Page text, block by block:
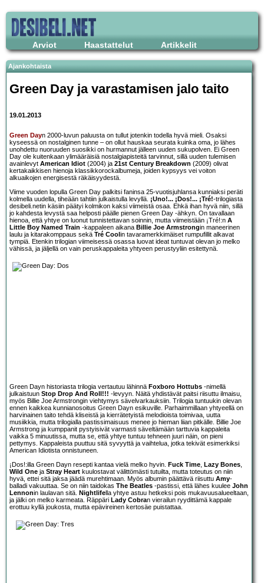
Arviot Haastattelut Artikkelit
Ajankohtaista
Green Day ja varastamisen jalo taito
19.01.2013
Green Dayn 2000-luvun paluusta on tullut jotenkin todella hyvä mieli. Osaksi
kyseessä on nostalginen tunne – on ollut hauskaa seurata kuinka oma, jo lähes
unohdettu nuoruuden suosikki on hurmannut jälleen uuden sukupolven. Ei Green
Day ole kuitenkaan ylimääräisiä nostalgiapisteitä tarvinnut, sillä uuden tulemisen
avainlevyt American Idiot (2004) ja 21st Century Breakdown (2009) olivat
kertakaikkisen hienoja klassikkorockalbumeja, joiden kypsyys vei voiton
alkuaikojen energisestä räkäisyydestä.
Viime vuoden lopulla Green Day palkitsi faninsa 25-vuotisjuhlansa kunniaksi peräti
kolmella uudella, tiheään tahtiin julkaistulla levyllä. ¡Uno!... ¡Dos!... ¡Tré!-trilogiasta
desibeli.netin käsiin päätyi kolmikon kaksi viimeistä osaa. Ehkä ihan hyvä niin, sillä
jo kahdesta levystä saa helposti päälle pienen Green Day -ähkyn. On tavallaan
hienoa, että yhtye on luonut tunnistettavan soinnin, mutta viimeistään ¡Tré!:n A
Little Boy Named Train -kappaleen aikana Billie Joe Armstrongin maneerinen
laulu ja kitarakomppaus sekä Tré Cool in tavaramerkkimäiset rumpufillit alkavat
tympiä. Etenkin trilogian viimeisessä osassa luovat ideat tuntuvat olevan jo melko
vähissä, ja jäljellä on vain peruskappaleita yhtyeen perustyyliin esitettynä.
Green Dayn historiasta trilogia vertautuu lähinnä Foxboro Hottubs -nimellä
julkaistuun Stop Drop And Roll!!! -levyyn. Näitä yhdistävät paitsi riisuttu ilmaisu,
myös Billie Joe Armstrongin viehtymys sävelvarkauksiin. Trilogia tuntuukin olevan
ennen kaikkea kunnianosoitus Green Dayn esikuville. Parhaimmillaan yhtyeellä on
harvinainen taito tehdä kliseistä ja kierrätetyistä melodioista toimivaa, uutta
musiikkia, mutta trilogialla pastissimaisuus menee jo hieman liian pitkälle. Billie Joe
Armstrong ja kumppanit pystyisivät varmasti säveltämään tarttuvia kappaleita
vaikka 5 minuutissa, mutta se, että yhtye tuntuu tehneen juuri näin, on pieni
pettymys. Kappaleista puuttuu sitä syvyyttä ja vaihtelua, jotka tekivät esimerkiksi
American Idiotista onnistuneen.
¡Dos!:illa Green Dayn resepti kantaa vielä melko hyvin. Fuck Time, Lazy Bones,
Wild One ja Stray Heart kuulostavat välittömästi tutuilta, mutta toteutus on niin
hyvä, ettei sitä jaksa jäädä murehtimaan. Myös albumin päättävä riisuttu Amy-
balladi vakuuttaa. Se on niin taidokas The Beatles -pastissi, että lähes kuulee John
Lennonin laulavan sitä. Nightlife lla yhtye astuu hetkeksi pois mukavuusalueeltaan,
ja jälki on melko karmeata. Räppäri Lady Cobran vierailun ryydittämä kappale
erottuu kyllä joukosta, mutta epävireinen kertosäe puistattaa.